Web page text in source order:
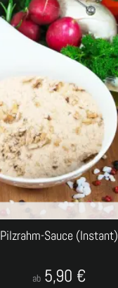
Pilzrahm-Sauce (Instant)
ab 5,90 €